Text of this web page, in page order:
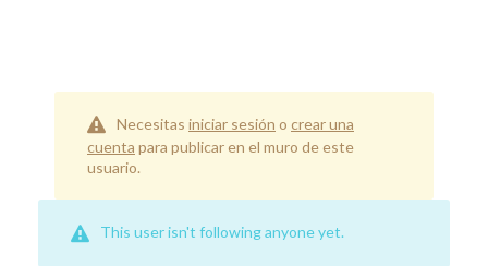
Necesitas iniciar sesión o crear una
cuenta para publicar en el muro de este
usuario.
This user isn't following anyone yet.